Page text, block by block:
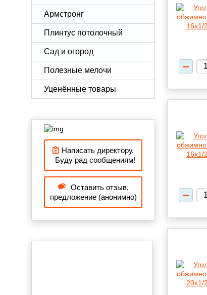
Армстронг
Плинтус потолочный
Сад и огород
Полезные мелочи
Уценённые товары
Написать директору.
Буду рад сообщениям!
Оставить отзыв,
предложение (анонимно)